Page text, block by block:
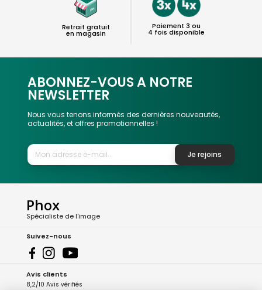
Retrait gratuit
en magasin
Paiement 3 ou
4 fois disponible
ABONNEZ-VOUS A NOTRE
NEWSLETTER
Nous vous tenons informés des dernières nouveautés,
actualités, et offres promotionnelles !
Je rejoins
Phox
Spécialiste de l'image
Suivez-nous
Avis clients
8,2/10 Avis vérifiés